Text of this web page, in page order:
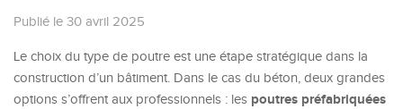
Publié le 30 avril 2025
Le choix du type de poutre est une étape stratégique dans la
construction d’un bâtiment. Dans le cas du béton, deux grandes
options s’offrent aux professionnels : les poutres préfabriquées